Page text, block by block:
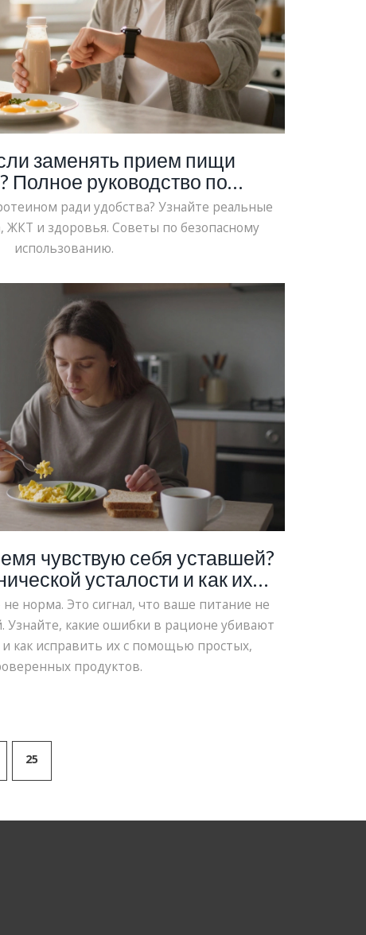
заменять прием пищи
Полное руководство по
ради удобства? Узнайте реальные
ЖКТ и здоровья. Советы по безопасному
использованию.
чувствую себя уставшей?
усталости и как их
через питание
не норма. Это сигнал, что ваше питание не
Узнайте, какие ошибки в рационе убивают
как исправить их с помощью простых,
продуктов.
25